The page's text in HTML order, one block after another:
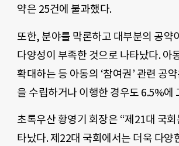
약은 25건에 불과했다.
또한, 분야를 막론하고 대부분의 공약
다양성이 부족한 것으로 나타났다. 아
확대하는 등 아동의 ‘참여권’ 관련 공
을 수립하거나 이행한 경우도 6.5%에
초록우산 황영기 회장은 “제21대 국
타났다. 제22대 국회에서는 더욱 다